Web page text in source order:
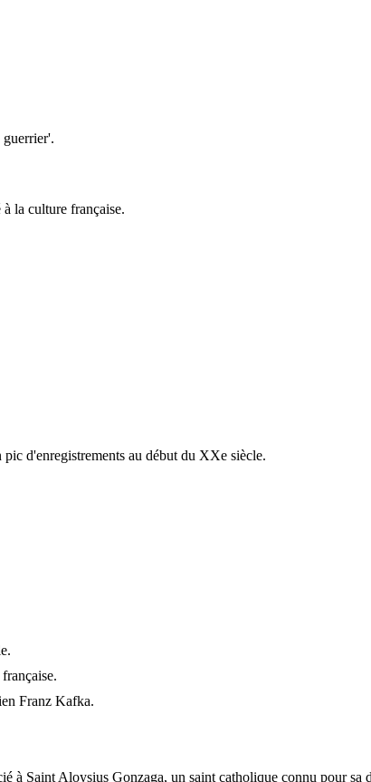
la culture française.
d'enregistrements au début du XXe siècle.
Franz Kafka.
à Saint Aloysius Gonzaga, un saint catholique connu pour sa